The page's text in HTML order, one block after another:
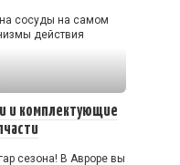
сосуды на самом
действия
и комплектующие
сезона! В Авроре вы